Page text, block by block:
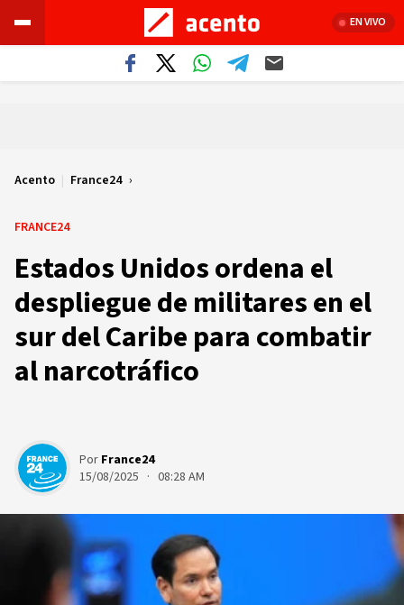
EN VIVO
Acento | France24
FRANCE24
Estados Unidos ordena el
despliegue de militares en el
sur del Caribe para combatir
al narcotráfico
Por France24
15/08/2025 · 08:28 AM